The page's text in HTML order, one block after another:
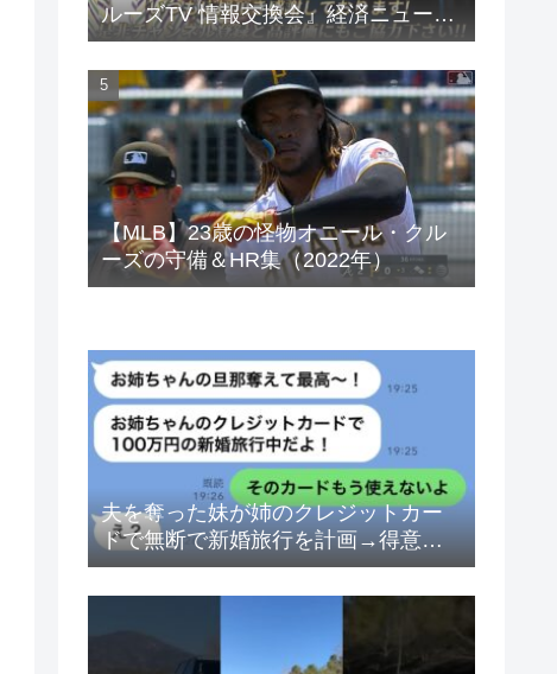
ルーズTV 情報交換会』経済ニュース
投資 株式市場 新NISA 投資信託 仮想
通貨 ビットコイン 不動産投資 為替
ベトナムドン イラクディナール
【MLB】23歳の怪物オニール・クル
ーズの守備＆HR集（2022年）
夫を奪った妹が姉のクレジットカー
ドで無断で新婚旅行を計画→得意げ
な妹に「カードは解約したから」と
伝えた時の反応が…ｗ